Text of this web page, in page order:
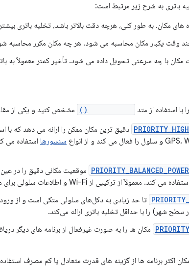
باتری به شرح زیر مرتبط است:
های مکان. به طور کلی، هرچه دقت بالاتر باشد، تخلیه باتری
وقت یکبار مکان محاسبه می شود. هر چه مکان مکرر محاسبه
مکان با چه سرعتی تحویل داده می شود. تأخیر کمتر معمولاً به
استفاده از متد مشخص کنید و یکی از
دقیق ترین مکان ممکن را ارائه می دهد که با
سنسورها استفاده می
موقعیت مکانی دقیق را در
شهر) را با حداقل تخلیه باتری ارائه می‌کند.
مکان ها را به صورت غیرفعال از برنامه های دیگر
اکثر برنامه ها از گزینه های قدرت متعادل یا کم مصرف